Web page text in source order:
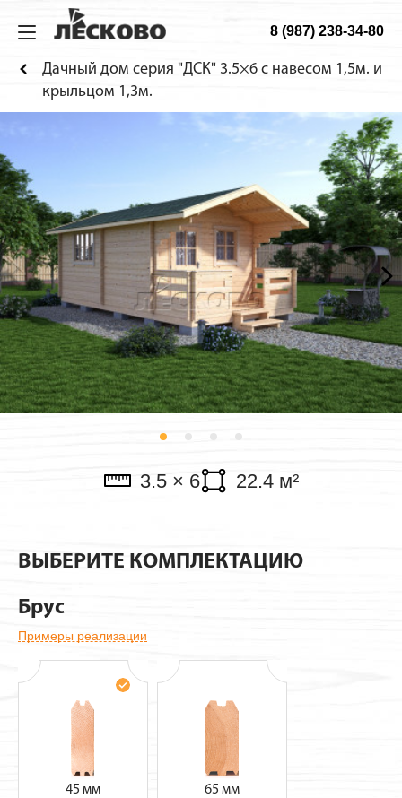
ИЗ МИНИБРУСА
Домики для детей
Веранды
Хоз. блоки
Садовая мебель
Будки для собак
Навесы для машин
Павильоны
ДОМА
ТЕХНОЛОГИЯ
Сборка дома
Фотогалерея
О КОМПАНИИ 8 (987) 238-34-80
Дачный дом серия "ДСК" 3.5×6 с навесом 1,5м. и
крыльцом 1,3м.
3.5 × 6 22.4 м²
ВЫБЕРИТЕ КОМПЛЕКТАЦИЮ
Брус
Примеры реализации
45 мм 65 мм